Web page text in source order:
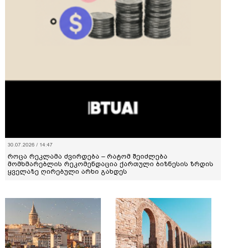
30.07.2026 / 14:47
როცა რეკლამა ძვირდება – რატომ შეიძლება
მომხმარებლის რეკომენდაცია ქართული ბიზნესის ზრდის
ყველაზე ღირებული არხი გახდეს